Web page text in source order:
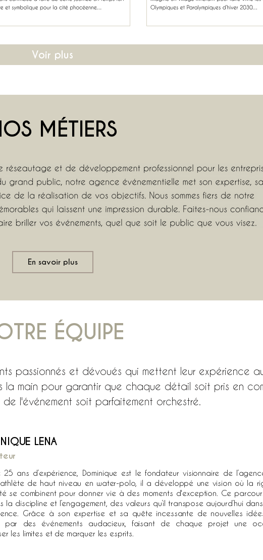
Voir plus
MÉTIERS
En savoir plus
ÉQUIPE
passionnés et dévoués qui mettent leur expérience
la main pour garantir que chaque détail soit pris en
l'événement soit parfaitement orchestré.
LENA
ans d’expérience, Dominique est le fondateur visionnaire de l’agence
de haut niveau en water-polo, il a développé une vision où la
se combinent pour donner vie à des moments d'exception. Ce
la discipline et l’engagement, des valeurs qu’il transpose aujourd’hui
Grâce à son expertise et sa quête incessante de nouvelles
par des événements audacieux, faisant de chaque projet une
les limites et de marquer les esprits.